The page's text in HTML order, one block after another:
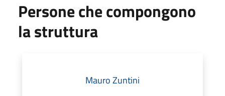
Persone che compongono
la struttura
Mauro Zuntini